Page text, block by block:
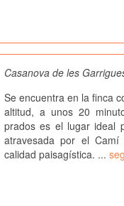
Casanova de les
Se encuentra en la finca
altitud, a unos 20
prados es el lugar ideal
atravesada por el
calidad paisagística. ...